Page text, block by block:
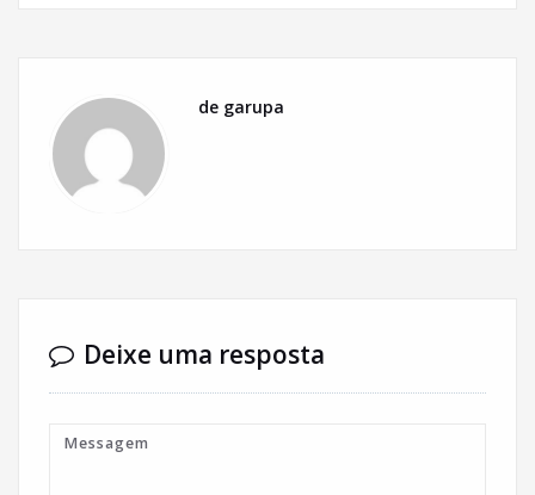
de garupa
Deixe uma resposta